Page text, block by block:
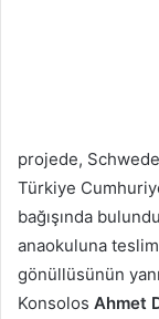
projede,
Türkiye
bağışında
anaokuluna
gönüllüsünün
Konsolos Ahmet